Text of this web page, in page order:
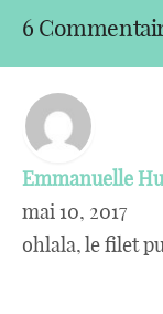
6
Emmanuelle
mai 10, 2017
ohlala, le filet